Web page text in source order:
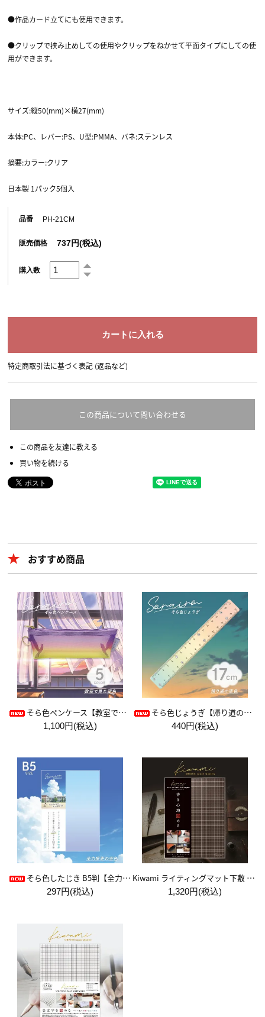
●作品カード立てにも使用できます。
●クリップで挟み止めしての使用やクリップをねかせて平面タイプにしての使
用ができます。
サイズ:縦50(mm)×横27(mm)
本体:PC、レバー:PS、U型:PMMA、バネ:ステンレス
摘要:カラー:クリア
日本製 1パック5個入
品番 PH-21CM
販売価格 737円(税込)
購入数
特定商取引法に基づく表記 (返品など)
この商品について問い合わせる
この商品を友達に教える
買い物を続ける
おすすめ商品
そら色ペンケース【教室で見た空色】
1,100円(税込)
そら色じょうぎ【帰り道の空色】
440円(税込)
そら色したじき B5判【全力疾走の空色】
297円(税込)
Kiwami ライティングマット下敷 A4+【ブラウン&キャメル】
1,320円(税込)